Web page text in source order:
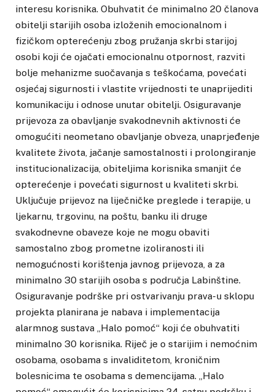
interesu korisnika. Obuhvatit će minimalno 20 članova
obitelji starijih osoba izloženih emocionalnom i
fizičkom opterećenju zbog pružanja skrbi starijoj
osobi koji će ojačati emocionalnu otpornost, razviti
bolje mehanizme suočavanja s teškoćama, povećati
osjećaj sigurnosti i vlastite vrijednosti te unaprijediti
komunikaciju i odnose unutar obitelji. Osiguravanje
prijevoza za obavljanje svakodnevnih aktivnosti će
omogućiti neometano obavljanje obveza, unaprjeđenje
kvalitete života, jačanje samostalnosti i prolongiranje
institucionalizacija, obiteljima korisnika smanjit će
opterećenje i povećati sigurnost u kvaliteti skrbi.
Uključuje prijevoz na liječničke preglede i terapije, u
ljekarnu, trgovinu, na poštu, banku ili druge
svakodnevne obaveze koje ne mogu obaviti
samostalno zbog prometne izoliranosti ili
nemogućnosti korištenja javnog prijevoza, a za
minimalno 30 starijih osoba s područja Labinštine.
Osiguravanje podrške pri ostvarivanju prava- u sklopu
projekta planirana je nabava i implementacija
alarmnog sustava „Halo pomoć“ koji će obuhvatiti
minimalno 30 korisnika. Riječ je o starijim i nemoćnim
osobama, osobama s invaliditetom, kroničnim
bolesnicima te osobama s demencijama. „Halo